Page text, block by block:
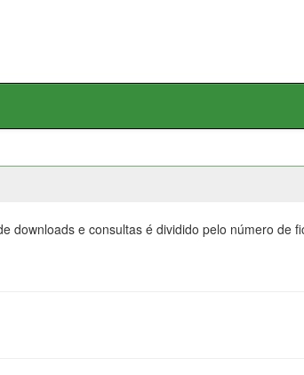
downloads e consultas é dividido pelo número de